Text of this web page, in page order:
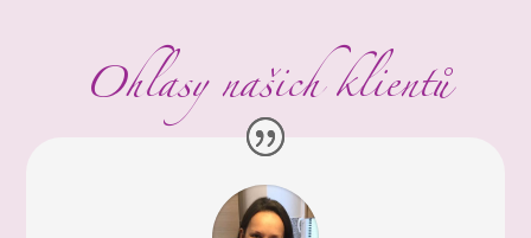
Ohlasy našich klientů